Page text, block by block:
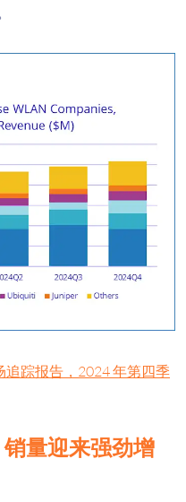
追踪报告，2024 年第四季
量迎来强劲增